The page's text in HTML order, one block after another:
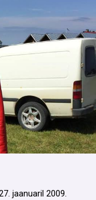
jaanuaril 2009.